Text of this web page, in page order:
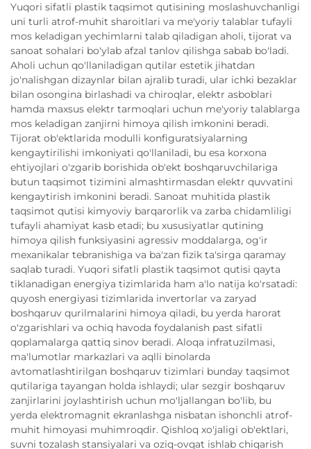
Yuqori sifatli plastik taqsimot qutisining moslashuvchanligi
uni turli atrof-muhit sharoitlari va me'yoriy talablar tufayli
mos keladigan yechimlarni talab qiladigan aholi, tijorat va
sanoat sohalari bo'ylab afzal tanlov qilishga sabab bo'ladi.
Aholi uchun qo'llaniladigan qutilar estetik jihatdan
jo'nalishgan dizaynlar bilan ajralib turadi, ular ichki bezaklar
bilan osongina birlashadi va chiroqlar, elektr asboblari
hamda maxsus elektr tarmoqlari uchun me'yoriy talablarga
mos keladigan zanjirni himoya qilish imkonini beradi.
Tijorat ob'ektlarida modulli konfiguratsiyalarning
kengaytirilishi imkoniyati qo'llaniladi, bu esa korxona
ehtiyojlari o'zgarib borishida ob'ekt boshqaruvchilariga
butun taqsimot tizimini almashtirmasdan elektr quvvatini
kengaytirish imkonini beradi. Sanoat muhitida plastik
taqsimot qutisi kimyoviy barqarorlik va zarba chidamliligi
tufayli ahamiyat kasb etadi; bu xususiyatlar qutining
himoya qilish funksiyasini agressiv moddalarga, og'ir
mexanikalar tebranishiga va ba'zan fizik ta'sirga qaramay
saqlab turadi. Yuqori sifatli plastik taqsimot qutisi qayta
tiklanadigan energiya tizimlarida ham a'lo natija ko'rsatadi:
quyosh energiyasi tizimlarida invertorlar va zaryad
boshqaruv qurilmalarini himoya qiladi, bu yerda harorat
o'zgarishlari va ochiq havoda foydalanish past sifatli
qoplamalarga qattiq sinov beradi. Aloqa infratuzilmasi,
ma'lumotlar markazlari va aqlli binolarda
avtomatlashtirilgan boshqaruv tizimlari bunday taqsimot
qutilariga tayangan holda ishlaydi; ular sezgir boshqaruv
zanjirlarini joylashtirish uchun mo'ljallangan bo'lib, bu
yerda elektromagnit ekranlashga nisbatan ishonchli atrof-
muhit himoyasi muhimroqdir. Qishloq xo'jaligi ob'ektlari,
suvni tozalash stansiyalari va oziq-ovqat ishlab chiqarish